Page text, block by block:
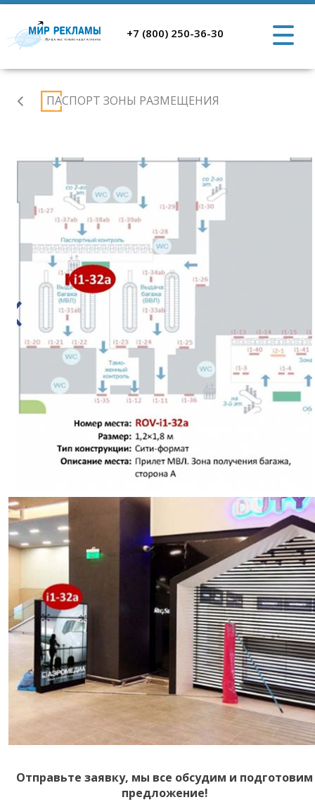
+7 (800) 250-36-30
Аэропорт
Ростов-
ПАСПОРТ ЗОНЫ РАЗМЕЩЕНИЯ
Отправьте заявку, мы все обсудим и подготовим
предложение!